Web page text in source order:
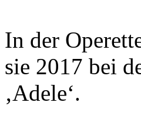
In der
sie 2017 bei
‚Adele‘.